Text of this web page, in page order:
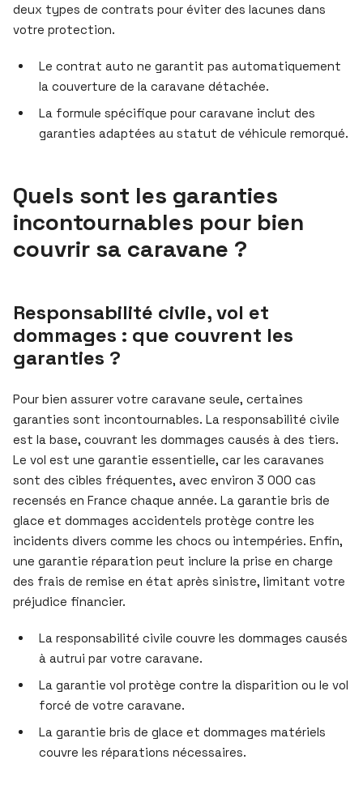
deux types de contrats pour éviter des lacunes dans
votre protection.
Le contrat auto ne garantit pas automatiquement
la couverture de la caravane détachée.
La formule spécifique pour caravane inclut des
garanties adaptées au statut de véhicule remorqué.
Quels sont les garanties
incontournables pour bien
couvrir sa caravane ?
Responsabilité civile, vol et
dommages : que couvrent les
garanties ?
Pour bien assurer votre caravane seule, certaines
garanties sont incontournables. La responsabilité civile
est la base, couvrant les dommages causés à des tiers.
Le vol est une garantie essentielle, car les caravanes
sont des cibles fréquentes, avec environ 3 000 cas
recensés en France chaque année. La garantie bris de
glace et dommages accidentels protège contre les
incidents divers comme les chocs ou intempéries. Enfin,
une garantie réparation peut inclure la prise en charge
des frais de remise en état après sinistre, limitant votre
préjudice financier.
La responsabilité civile couvre les dommages causés
à autrui par votre caravane.
La garantie vol protège contre la disparition ou le vol
forcé de votre caravane.
La garantie bris de glace et dommages matériels
couvre les réparations nécessaires.